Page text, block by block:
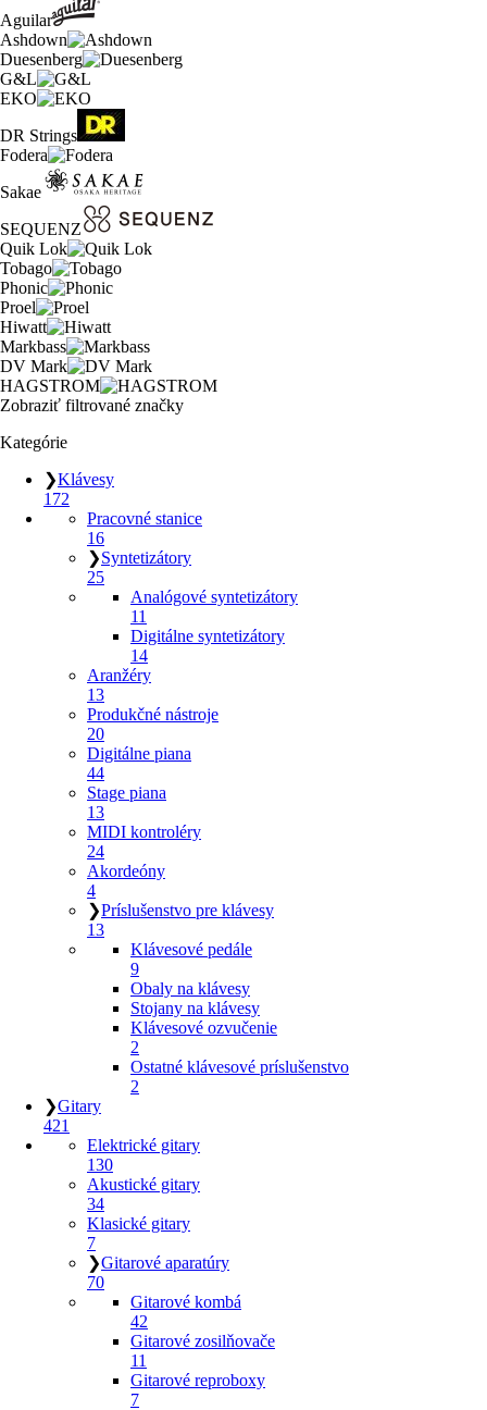
Aguilar
Ashdown
Duesenberg
G&L
EKO
DR Strings
Fodera
Sakae
SEQUENZ
Quik Lok
Tobago
Phonic
Proel
Hiwatt
Markbass
DV Mark
HAGSTROM
Zobraziť filtrované značky
Kategórie
❯Klávesy
172
Pracovné stanice
16
❯Syntetizátory
25
Analógové syntetizátory
11
Digitálne syntetizátory
14
Aranžéry
13
Produkčné nástroje
20
Digitálne piana
44
Stage piana
13
MIDI kontroléry
24
Akordeóny
4
❯Príslušenstvo pre klávesy
13
Klávesové pedále
9
Obaly na klávesy
Stojany na klávesy
Klávesové ozvučenie
2
Ostatné klávesové príslušenstvo
2
❯Gitary
421
Elektrické gitary
130
Akustické gitary
34
Klasické gitary
7
❯Gitarové aparatúry
70
Gitarové kombá
42
Gitarové zosilňovače
11
Gitarové reproboxy
7